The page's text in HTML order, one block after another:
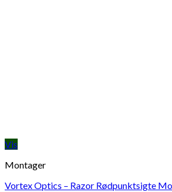
Vis
Montager
Vortex Optics – Razor Rødpunktsigte